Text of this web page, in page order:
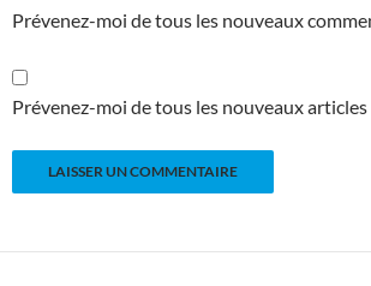
Prévenez-moi de tous les nouveaux
Prévenez-moi de tous les nouveaux